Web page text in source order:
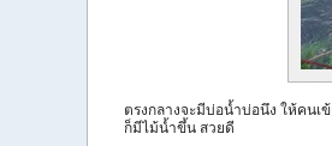
ตรงกลางจะมีบ่อน้ำบ่อนึง ให้คน
ก็มีไม้น้ำขึ้น สวยดี